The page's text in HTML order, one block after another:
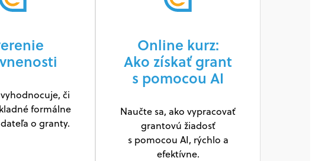
či
formálne
o granty.
Online kurz:
Ako získať grant
s pomocou AI
Naučte sa, ako vypracovať
grantovú žiadosť
s pomocou AI, rýchlo a
efektívne.